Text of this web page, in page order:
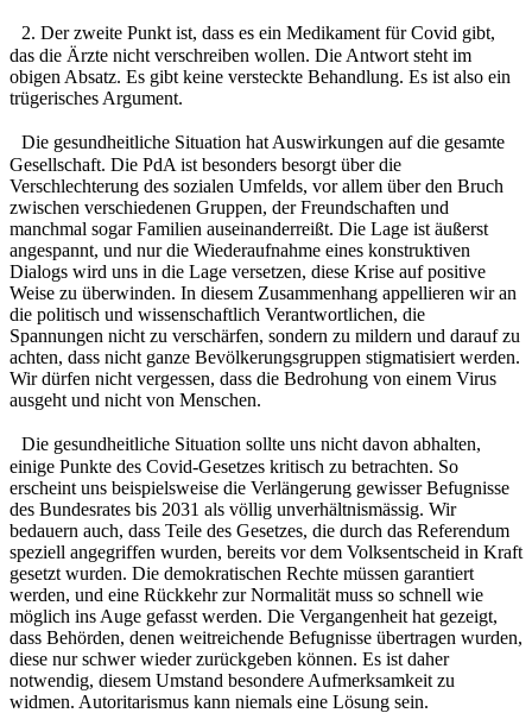
2. Der zweite Punkt ist, dass es ein Medikament für Covid gibt,
das die Ärzte nicht verschreiben wollen. Die Antwort steht im
obigen Absatz. Es gibt keine versteckte Behandlung. Es ist also ein
trügerisches Argument.
Die gesundheitliche Situation hat Auswirkungen auf die gesamte
Gesellschaft. Die PdA ist besonders besorgt über die
Verschlechterung des sozialen Umfelds, vor allem über den Bruch
zwischen verschiedenen Gruppen, der Freundschaften und
manchmal sogar Familien auseinanderreißt. Die Lage ist äußerst
angespannt, und nur die Wiederaufnahme eines konstruktiven
Dialogs wird uns in die Lage versetzen, diese Krise auf positive
Weise zu überwinden. In diesem Zusammenhang appellieren wir an
die politisch und wissenschaftlich Verantwortlichen, die
Spannungen nicht zu verschärfen, sondern zu mildern und darauf zu
achten, dass nicht ganze Bevölkerungsgruppen stigmatisiert werden.
Wir dürfen nicht vergessen, dass die Bedrohung von einem Virus
ausgeht und nicht von Menschen.
Die gesundheitliche Situation sollte uns nicht davon abhalten,
einige Punkte des Covid-Gesetzes kritisch zu betrachten. So
erscheint uns beispielsweise die Verlängerung gewisser Befugnisse
des Bundesrates bis 2031 als völlig unverhältnismässig. Wir
bedauern auch, dass Teile des Gesetzes, die durch das Referendum
speziell angegriffen wurden, bereits vor dem Volksentscheid in Kraft
gesetzt wurden. Die demokratischen Rechte müssen garantiert
werden, und eine Rückkehr zur Normalität muss so schnell wie
möglich ins Auge gefasst werden. Die Vergangenheit hat gezeigt,
dass Behörden, denen weitreichende Befugnisse übertragen wurden,
diese nur schwer wieder zurückgeben können. Es ist daher
notwendig, diesem Umstand besondere Aufmerksamkeit zu
widmen. Autoritarismus kann niemals eine Lösung sein.